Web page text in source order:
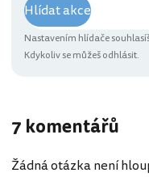
Hlídat akce
Nastavením hlídače
Kdykoliv se můžeš odhlásit.
7 komentářů
Žádná otázka není